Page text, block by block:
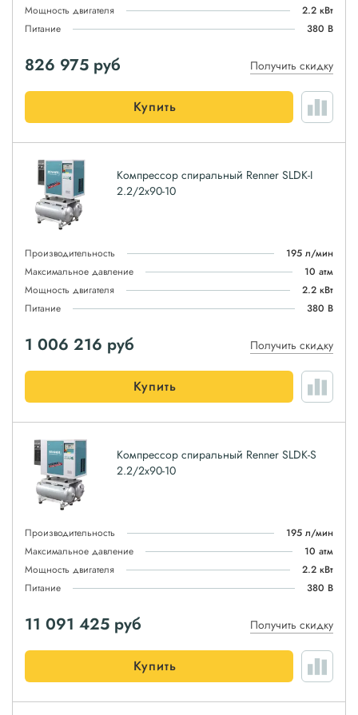
Мощность двигателя
2.2 кВт
Питание
380 В
826 975 руб Получить скидку
Купить
Компрессор спиральный Renner SLDK-I
2.2/2x90-10
Производительность
195 л/мин
Максимальное давление
10 атм
Мощность двигателя
2.2 кВт
Питание
380 В
1 006 216 руб Получить скидку
Купить
Компрессор спиральный Renner SLDK-S
2.2/2x90-10
Производительность
195 л/мин
Максимальное давление
10 атм
Мощность двигателя
2.2 кВт
Питание
380 В
11 091 425 руб Получить скидку
Купить